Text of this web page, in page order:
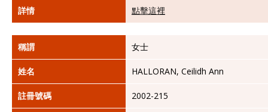
詳情 點擊這裡
稱謂 女士
姓名 HALLORAN, Ceilidh Ann
註冊號碼 2002-215